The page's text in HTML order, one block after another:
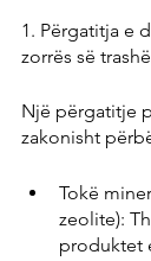
1. Përgatitja e
zorrës së trashë
Një përgatitje
zakonisht
Tokë
zeolite):
produktet